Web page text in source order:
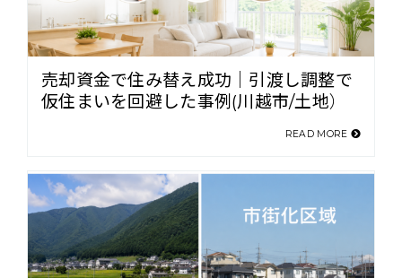
売却資金で住み替え成功｜引渡し調整で
仮住まいを回避した事例(川越市/土地）
READ MORE